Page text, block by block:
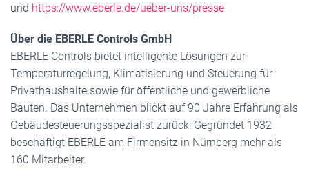
und https://www.eberle.de/ueber-uns/presse
Über die EBERLE Controls GmbH
EBERLE Controls bietet intelligente Lösungen zur
Temperaturregelung, Klimatisierung und Steuerung für
Privathaushalte sowie für öffentliche und gewerbliche
Bauten. Das Unternehmen blickt auf 90 Jahre Erfahrung als
Gebäudesteuerungsspezialist zurück: Gegründet 1932
beschäftigt EBERLE am Firmensitz in Nürnberg mehr als
160 Mitarbeiter.